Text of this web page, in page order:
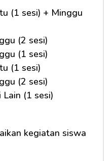
(1 sesi) + Minggu
(2 sesi)
(1 sesi)
(1 sesi)
(2 sesi)
(1 sesi)
kegiatan siswa